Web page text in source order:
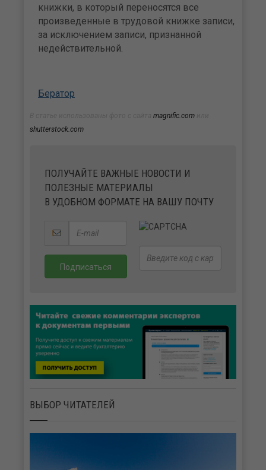
книжки, в который переносятся все
произведенные в трудовой книжке записи,
за исключением записи, признанной
недействительной.
Бератор
magnific.com
shutterstock.com
ПОЛУЧАЙТЕ ВАЖНЫЕ НОВОСТИ И
ПОЛЕЗНЫЕ МАТЕРИАЛЫ
В УДОБНОМ ФОРМАТЕ НА ВАШУ ПОЧТУ
ВЫБОР ЧИТАТЕЛЕЙ